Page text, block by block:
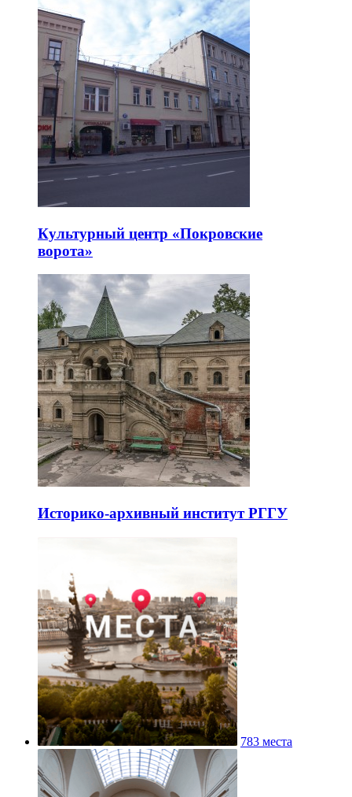
Культурный центр «Покровские
ворота»
Историко-архивный институт РГГУ
783 места